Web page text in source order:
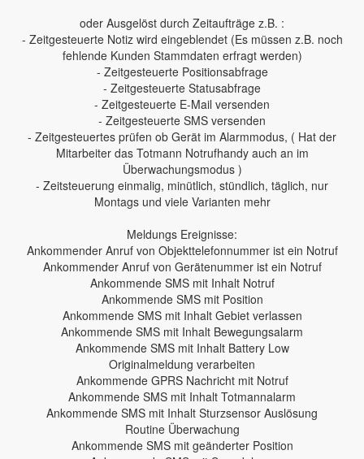
oder Ausgelöst durch Zeitaufträge z.B. :
- Zeitgesteuerte Notiz wird eingeblendet (Es müssen z.B. noch
fehlende Kunden Stammdaten erfragt werden)
- Zeitgesteuerte Positionsabfrage
- Zeitgesteuerte Statusabfrage
- Zeitgesteuerte E-Mail versenden
- Zeitgesteuerte SMS versenden
- Zeitgesteuertes prüfen ob Gerät im Alarmmodus, ( Hat der
Mitarbeiter das Totmann Notrufhandy auch an im
Überwachungsmodus )
- Zeitsteuerung einmalig, minütlich, stündlich, täglich, nur
Montags und viele Varianten mehr
Meldungs Ereignisse:
Ankommender Anruf von Objekttelefonnummer ist ein Notruf
Ankommender Anruf von Gerätenummer ist ein Notruf
Ankommende SMS mit Inhalt Notruf
Ankommende SMS mit Position
Ankommende SMS mit Inhalt Gebiet verlassen
Ankommende SMS mit Inhalt Bewegungsalarm
Ankommende SMS mit Inhalt Battery Low
Originalmeldung verarbeiten
Ankommende GPRS Nachricht mit Notruf
Ankommende SMS mit Inhalt Totmannalarm
Ankommende SMS mit Inhalt Sturzsensor Auslösung
Routine Überwachung
Ankommende SMS mit geänderter Position